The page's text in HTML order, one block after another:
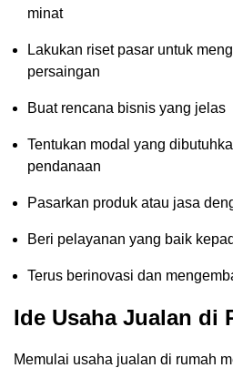
minat
Lakukan riset pasar untuk
persaingan
Buat rencana bisnis yang jelas
Tentukan modal yang
pendanaan
Pasarkan produk atau jasa
Beri pelayanan yang baik
Terus berinovasi dan
Ide Usaha Jualan di
Memulai usaha jualan di rumah